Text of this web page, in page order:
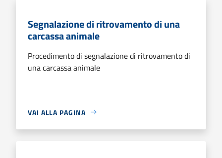
Segnalazione di ritrovamento di una
carcassa animale
Procedimento di segnalazione di ritrovamento di
una carcassa animale
VAI ALLA PAGINA